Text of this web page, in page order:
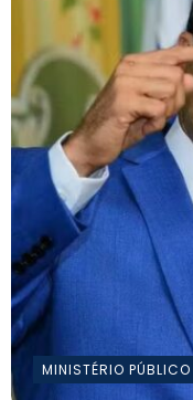
MINISTÉRIO PÚBLICO